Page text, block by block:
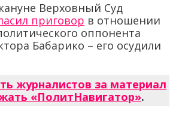
Верховный Суд
приговор в отношении
оппонента
Бабарико – его осудили
журналистов за материал
«ПолитНавигатор».